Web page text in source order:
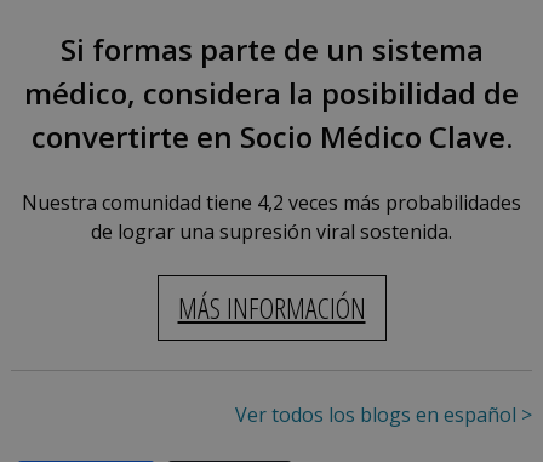
Si formas parte de un sistema
médico, considera la posibilidad de
convertirte en Socio Médico Clave.
Nuestra comunidad tiene 4,2 veces más probabilidades
de lograr una supresión viral sostenida.
MÁS INFORMACIÓN
Ver todos los blogs en español >